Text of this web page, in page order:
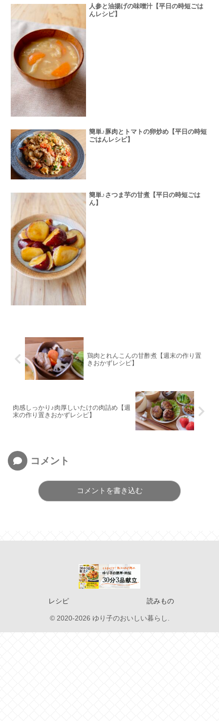
人参と油揚げの味噌汁【平日の時短ごは
んレシピ】
簡単♪豚肉とトマトの卵炒め【平日の時短
ごはんレシピ】
簡単♪さつま芋の甘煮【平日の時短ごは
ん】
鶏肉とれんこんの甘酢煮【週末の作り置
きおかずレシピ】
肉感しっかり♪肉厚しいたけの肉詰め【週
末の作り置きおかずレシピ】
コメント
コメントを書き込む
レシピ 読みもの
© 2020-2026 ゆり子のおいしい暮らし.